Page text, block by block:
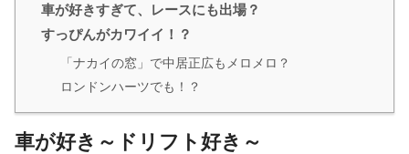
車が好きすぎて、レースにも出場？
すっぴんがカワイイ！？
「ナカイの窓」で中居正広もメロメロ？
ロンドンハーツでも！？
車が好き～ドリフト好き～